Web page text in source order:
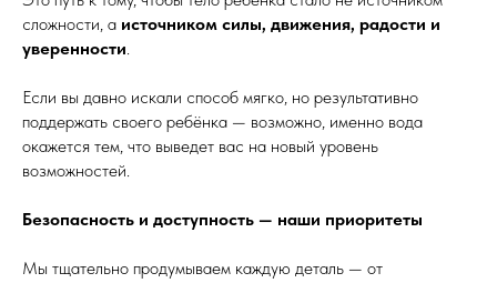
сложности, а источником силы, движения, радости и
уверенности.
Если вы давно искали способ мягко, но результативно
поддержать своего ребёнка — возможно, именно вода
окажется тем, что выведет вас на новый уровень
возможностей.
Безопасность и доступность — наши приоритеты
Мы тщательно продумываем каждую деталь — от